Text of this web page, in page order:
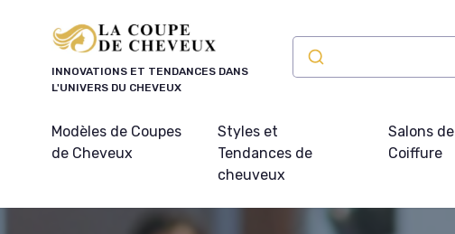
INNOVATIONS ET TENDANCES DANS
L'UNIVERS DU CHEVEUX
Modèles de Coupes
de Cheveux
Styles et
Tendances de
cheuveux
Salons de
Coiffure